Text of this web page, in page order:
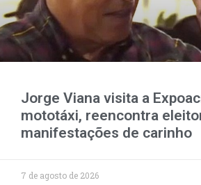
Jorge Viana visita a
mototáxi, reencontra
manifestações de carinho
7 de agosto de 2026